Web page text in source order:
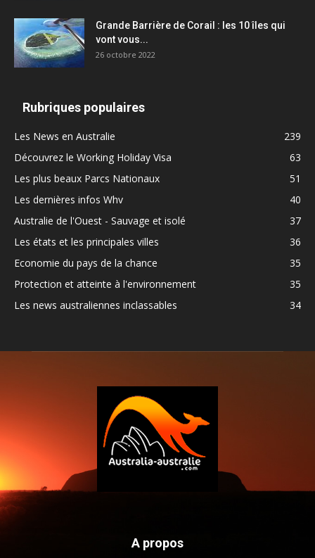
Grande Barrière de Corail : les 10 îles qui
vont vous...
26 octobre 2022
Rubriques populaires
Les News en Australie
239
Découvrez le Working Holiday Visa
63
Les plus beaux Parcs Nationaux
51
Les dernières infos Whv
40
Australie de l'Ouest - Sauvage et isolé
37
Les états et les principales villes
36
Economie du pays de la chance
35
Protection et atteinte à l'environnement
35
Les news australiennes inclassables
34
A propos